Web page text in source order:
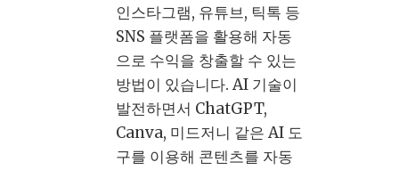
돈
버
는
법
(Shutterstock,
Adobe
Stock)
인스타그램, 유튜브, 틱톡 등
SNS 플랫폼을 활용해 자동
으로 수익을 창출할 수 있는
방법이 있습니다. AI 기술이
발전하면서 ChatGPT,
Canva, 미드저니 같은 AI 도
구를 이용해 콘텐츠를 자동